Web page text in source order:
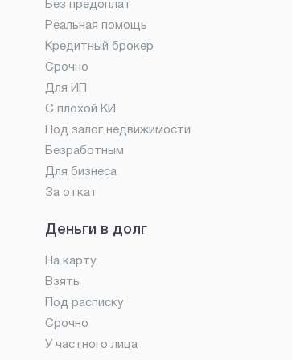
Без предоплат
Реальная помощь
Кредитный брокер
Срочно
Для ИП
С плохой КИ
Под залог недвижимости
Безработным
Для бизнеса
За откат
Деньги в долг
На карту
Взять
Под расписку
Срочно
У частного лица